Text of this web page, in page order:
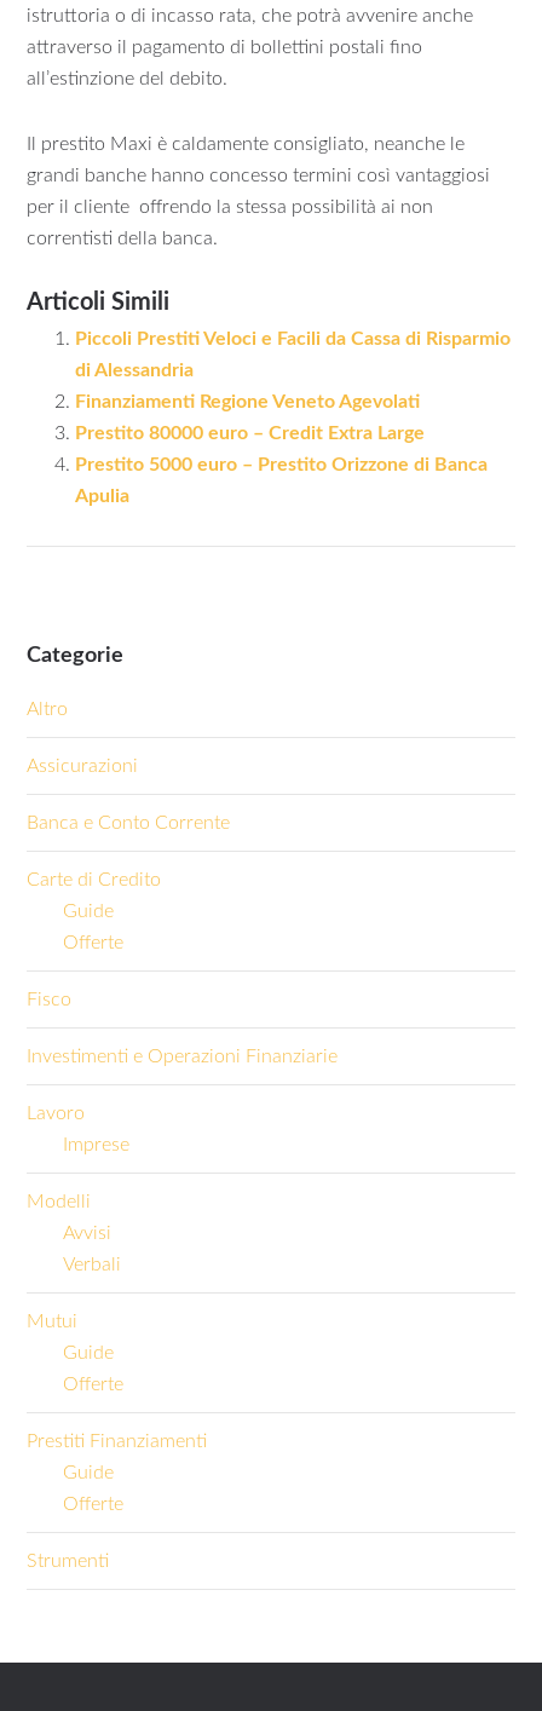
istruttoria o di incasso rata, che potrà avvenire anche
attraverso il pagamento di bollettini postali fino
all’estinzione del debito.
Il prestito Maxi è caldamente consigliato, neanche le
grandi banche hanno concesso termini così vantaggiosi
per il cliente offrendo la stessa possibilità ai non
correntisti della banca.
Articoli Simili
Piccoli Prestiti Veloci e Facili da Cassa di Risparmio
di Alessandria
Finanziamenti Regione Veneto Agevolati
Prestito 80000 euro – Credit Extra Large
Prestito 5000 euro – Prestito Orizzone di Banca
Apulia
Categorie
Altro
Assicurazioni
Banca e Conto Corrente
Carte di Credito
Guide
Offerte
Fisco
Investimenti e Operazioni Finanziarie
Lavoro
Imprese
Modelli
Avvisi
Verbali
Mutui
Guide
Offerte
Prestiti Finanziamenti
Guide
Offerte
Strumenti